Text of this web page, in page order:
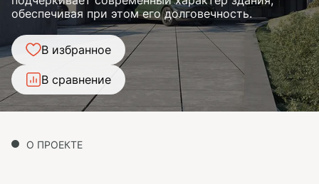
обеспечивая при этом его долговечность.
В избранное
В сравнение
О ПРОЕКТЕ